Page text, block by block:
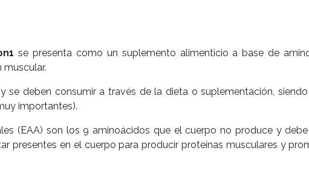
se presenta como un suplemento alimenticio a base de
se deben consumir a través de la dieta o suplementación,
importantes).
(EAA) son los 9 aminoácidos que el cuerpo no produce y
presentes en el cuerpo para producir proteínas musculares y